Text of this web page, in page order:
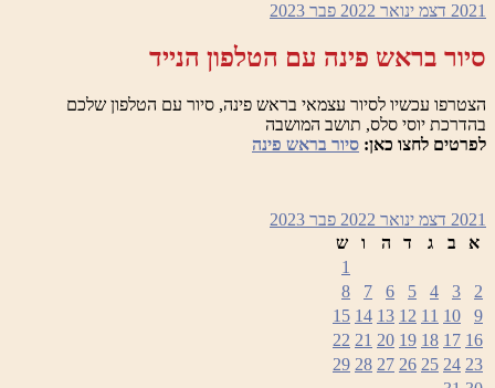
2021 דצמ ינואר 2022 פבר 2023
סיור בראש פינה עם הטלפון הנייד
הצטרפו עכשיו לסיור עצמאי בראש פינה, סיור עם הטלפון שלכם
בהדרכת יוסי סלס, תושב המושבה
לפרטים לחצו כאן: סיור בראש פינה
2021 דצמ ינואר 2022 פבר 2023
א
ב ג ד ה ו
ש
1
2
3
4
5
6
7
8
9
10
11
12
13
14
15
16
17
18
19
20
21
22
23
24
25
26
27
28
29